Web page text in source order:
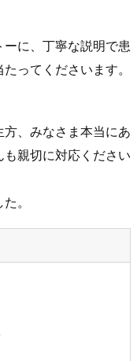
ーに、丁寧な説明で患
ってくださいます。
、みなさま本当にあ
親切に対応ください
。